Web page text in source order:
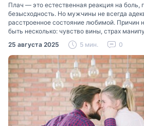
Плач — это естественная реакция на боль,
безысходность. Но мужчины не всегда
расстроенное состояние любимой. Причин
быть несколько: чувство вины, страх
Разобраться, почему мужчины боятся
психологов…
25 августа 2025 5 мин. 0